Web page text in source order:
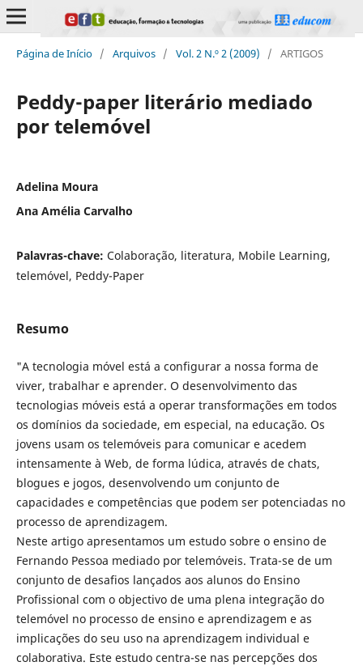
Página de Início / Arquivos / Vol. 2 N.º 2 (2009) / ARTIGOS
Peddy-paper literário mediado
por telemóvel
Adelina Moura
Ana Amélia Carvalho
Palavras-chave: Colaboração, literatura, Mobile Learning,
telemóvel, Peddy-Paper
Resumo
"A tecnologia móvel está a configurar a nossa forma de
viver, trabalhar e aprender. O desenvolvimento das
tecnologias móveis está a operar transformações em todos
os domínios da sociedade, em especial, na educação. Os
jovens usam os telemóveis para comunicar e acedem
intensamente à Web, de forma lúdica, através de chats,
blogues e jogos, desenvolvendo um conjunto de
capacidades e competências que podem ser potenciadas no
processo de aprendizagem.
Neste artigo apresentamos um estudo sobre o ensino de
Fernando Pessoa mediado por telemóveis. Trata-se de um
conjunto de desafios lançados aos alunos do Ensino
Profissional com o objectivo de uma plena integração do
telemóvel no processo de ensino e aprendizagem e as
implicações do seu uso na aprendizagem individual e
colaborativa. Este estudo centra-se nas percepções dos